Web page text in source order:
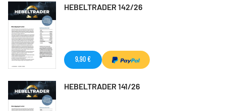
HEBELTRADER 142/26
9,90 €
HEBELTRADER 141/26